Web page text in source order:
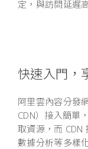
定，與訪問延遲
快速入門，
阿里雲內容分發
CDN）接入簡單
取資源，而 CDN
數據分析等多樣